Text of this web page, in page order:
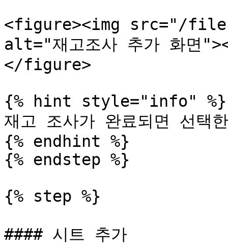
<figure><img src="/files/
alt="재고조사 추가 화면
</figure>
{% hint style="info" %}
재고 조사가 완료되면 선택
{% endhint %}
{% endstep %}
{% step %}
#### 시트 추가